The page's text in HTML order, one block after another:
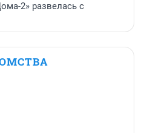
2» развелась с